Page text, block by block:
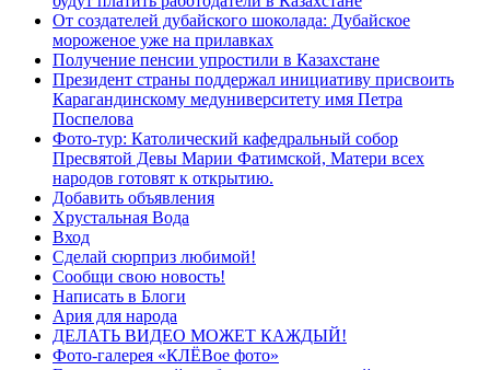
От создателей дубайского шоколада: Дубайское
мороженое уже на прилавках
Получение пенсии упростили в Казахстане
Президент страны поддержал инициативу присвоить
Карагандинскому медуниверситету имя Петра
Поспелова
Фото-тур: Католический кафедральный собор
Пресвятой Девы Марии Фатимской, Матери всех
народов готовят к открытию.
Добавить объявления
Хрустальная Вода
Вход
Сделай сюрприз любимой!
Сообщи свою новость!
Написать в Блоги
Ария для народа
ДЕЛАТЬ ВИДЕО МОЖЕТ КАЖДЫЙ!
Фото-галерея «КЛЁВое фото»